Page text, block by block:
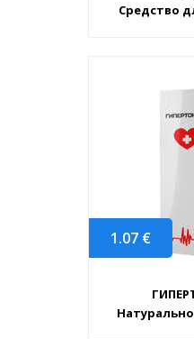
Средство
1.07 €